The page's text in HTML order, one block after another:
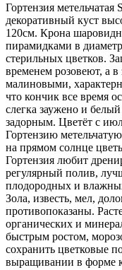
Гортензия
декоративный куст
120см. Крона
пирамидками в
стерильных цветков.
временем розовеют, а в
малиновыми,
что кончик все время
слегка заужено и
задорным. Цветёт с
Гортензию
на прямом солнце
Гортензия любит
регулярный полив,
плодородных и
Зола, известь, мел,
противопоказаны.
органических и
быстрым ростом,
сохранить цветковые
выращивании в форме